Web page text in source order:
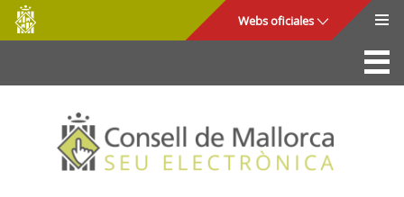
Saltar al contenido principal
Consell
de
Mallorca
Webs oficiales
La Sede
Consejo de Mallorca
Acceso y seguridad